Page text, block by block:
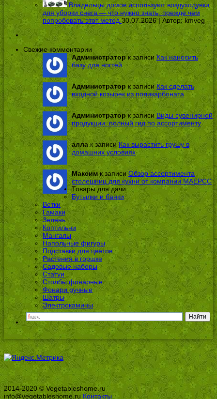
Владельцы домов используют воздуходувки
для уборки снега — что нужно знать, прежде чем
попробовать этот метод 30.07.2026 | Автор: kmveg
Свежие комментарии
Администраторк записиКак наносить
базу для ногтей
Администратор к записи Как сделать
входной козырек из поликарбоната
Администраторк записи Виды сувенирной
продукции: полный гид по ассортименту
аллак записиКак вырастить грушу в
домашних условиях
Максимк записиОбзор ассортимента
столешниц для кухни от компании МАЕРСС
Товары для дачи
Бутылки и банки
Ветки
Гамаки
Зелень
Коптильни
Мангалы
Напольные фигуры
Подставки для цветов
Растения в горшке
Садовые наборы
Статуи
Столбы фонарные
Фонари ручные
Шатры
Электрокамины
2014-2020 © Vegetableshome.ru
info@vegetableshome.ru Контакты